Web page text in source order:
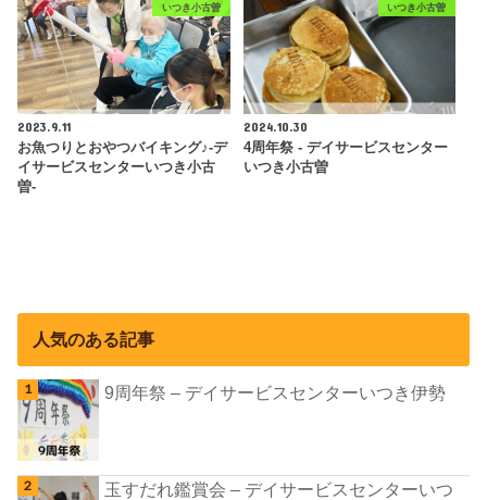
いつき小古曽
2023.9.11
お魚つりとおやつバイキング♪-デ
イサービスセンターいつき小古
曽-
いつき小古曽
2024.10.30
4周年祭 - デイサービスセンター
いつき小古曽
人気のある記事
9周年祭 – デイサービスセンターいつき伊勢
玉すだれ鑑賞会 – デイサービスセンターいつ